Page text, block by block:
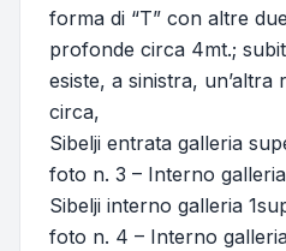
forma di “T” con altre
profonde circa 4mt.;
esiste, a sinistra, un’altra
circa,
Sibelji entrata galleria
foto n. 3 – Interno
Sibelji interno galleria
foto n. 4 – Interno